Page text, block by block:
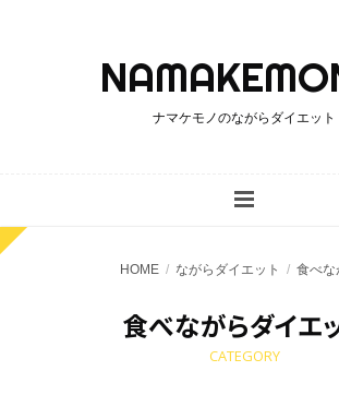
ナマケモノのながらダイエット
HOME ながらダイエット 食べな
食べながらダイエ
CATEGORY